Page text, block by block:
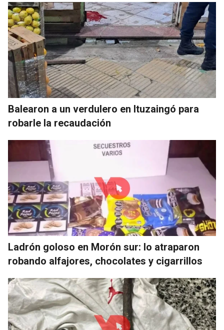
Balearon a un verdulero en Ituzaingó para
robarle la recaudación
Ladrón goloso en Morón sur: lo atraparon
robando alfajores, chocolates y cigarrillos